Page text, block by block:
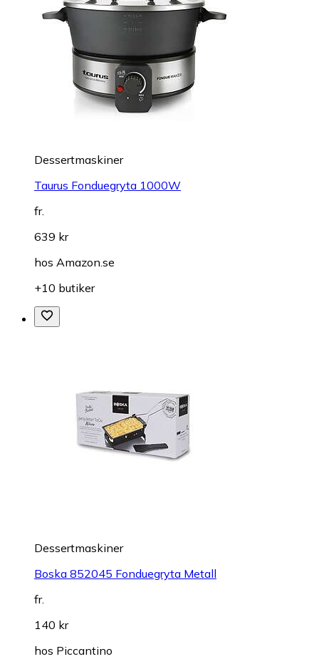
Dessertmaskiner
Taurus Fonduegryta 1000W
fr.
639 kr
hos Amazon.se
+10 butiker
Dessertmaskiner
Boska 852045 Fonduegryta Metall
fr.
140 kr
hos Piccantino